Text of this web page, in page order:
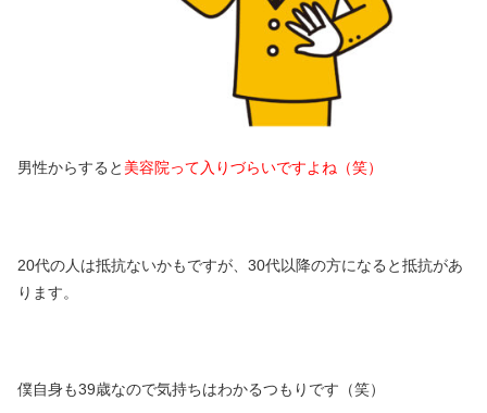
男性からすると 美容院って入りづらいですよね（笑）
20代の人は抵抗ないかもですが、30代以降の方になると抵抗があ
ります。
僕自身も39歳なので気持ちはわかるつもりです（笑）